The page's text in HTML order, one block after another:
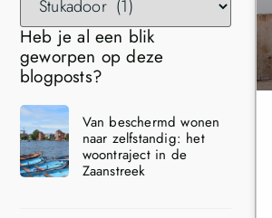
Heb je al een blik
geworpen op deze
blogposts?
Van beschermd wonen
naar zelfstandig: het
woontraject in de
Zaanstreek